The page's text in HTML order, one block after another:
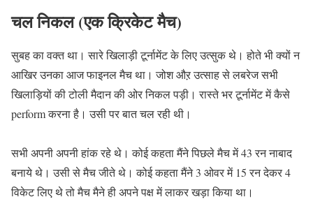
चल निकल (एक क्रिकेट मैच)
सुबह का वक्त था। सारे खिलाड़ी टूर्नामेंट के लिए उत्सुक थे। होते भी क्यों न
आखिर उनका आज फाइनल मैच था। जोश औऱ उत्साह से लबरेज सभी
खिलाड़ियों की टोली मैदान की ओर निकल पड़ी। रास्ते भर टूर्नामेंट में कैसे
perform करना है। उसी पर बात चल रही थी।
सभी अपनी अपनी हांक रहे थे। कोई कहता मैंने पिछले मैच में 43 रन नाबाद
बनाये थे। उसी से मैच जीते थे। कोई कहता मैंने 3 ओवर में 15 रन देकर 4
विकेट लिए थे तो मैच मैने ही अपने पक्ष में लाकर खड़ा किया था।